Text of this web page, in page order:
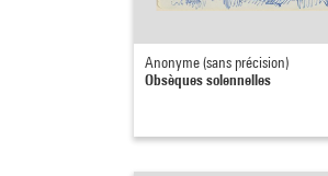
Anonyme (sans précision)
Obsèques solennelles